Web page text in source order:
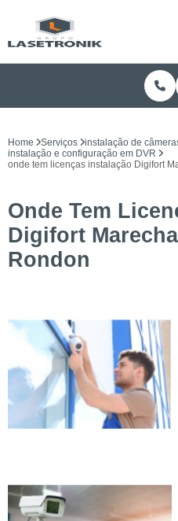
Home Serviços
instalação de
instalação e configuração em DVR
onde tem licenças instalação Digifort
Onde Tem
Digifort
Rondon